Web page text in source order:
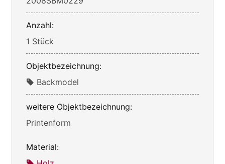
Anzahl:
1 Stück
Objektbezeichnung:
Backmodel
weitere Objektbezeichnung:
Printenform
Material: